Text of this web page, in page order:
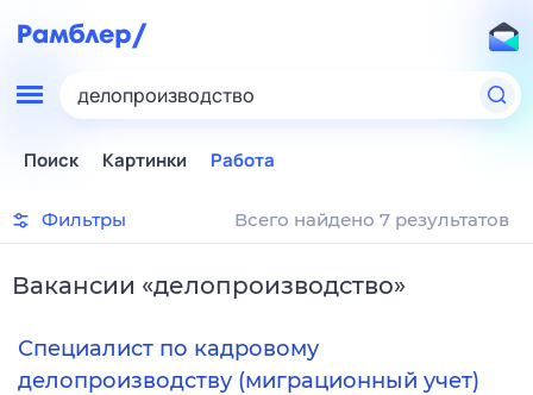
делопроизводство
Поиск Картинки Работа
Фильтры Всего найдено 7 результатов
Вакансии «делопроизводство»
Специалист по кадровому
делопроизводству (миграционный учет)